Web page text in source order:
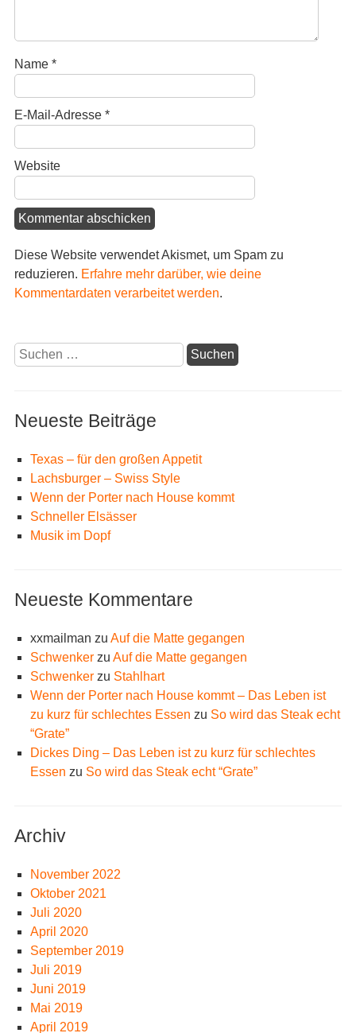
Name *
E-Mail-Adresse *
Website
Diese Website verwendet Akismet, um Spam zu
reduzieren. Erfahre mehr darüber, wie deine
Kommentardaten verarbeitet werden.
Suchen
nach:
Neueste Beiträge
Texas – für den großen Appetit
Lachsburger – Swiss Style
Wenn der Porter nach House kommt
Schneller Elsässer
Musik im Dopf
Neueste Kommentare
xxmailman zu Auf die Matte gegangen
Schwenkerzu Auf die Matte gegangen
Schwenkerzu Stahlhart
Wenn der Porter nach House kommt – Das Leben ist
zu kurz für schlechtes Essen zu So wird das Steak echt
“Grate”
Dickes Ding – Das Leben ist zu kurz für schlechtes
Essen zu So wird das Steak echt “Grate”
Archiv
November 2022
Oktober 2021
Juli 2020
April 2020
September 2019
Juli 2019
Juni 2019
Mai 2019
April 2019